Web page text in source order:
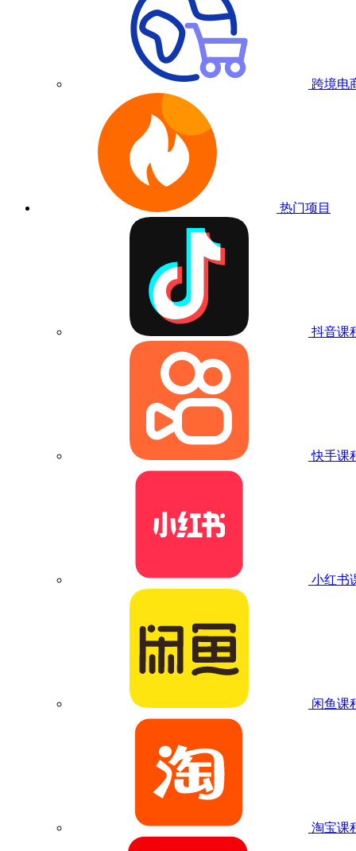
跨境电
热门项目
抖音课
快手课
小红书
闲鱼课
淘宝课